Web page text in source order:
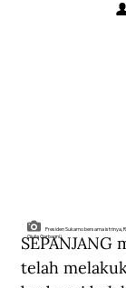
Presiden Sukarno bersama istrinya,
Giulia Garbagni).
SEPANJANG
telah